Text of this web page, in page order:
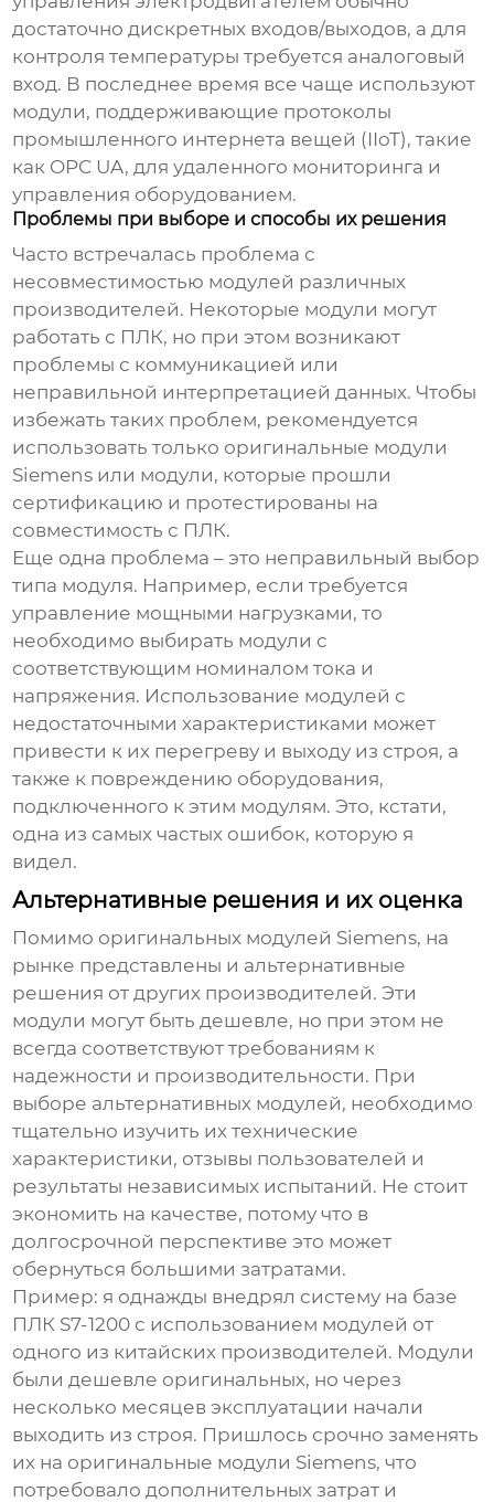
достаточно дискретных входов/выходов, а для
контроля температуры требуется аналоговый
вход. В последнее время все чаще используют
модули, поддерживающие протоколы
промышленного интернета вещей (IIoT), такие
как OPC UA, для удаленного мониторинга и
управления оборудованием.
Проблемы при выборе и способы их решения
Часто встречалась проблема с
несовместимостью модулей различных
производителей. Некоторые модули могут
работать с ПЛК, но при этом возникают
проблемы с коммуникацией или
неправильной интерпретацией данных. Чтобы
избежать таких проблем, рекомендуется
использовать только оригинальные модули
Siemens или модули, которые прошли
сертификацию и протестированы на
совместимость с ПЛК.
Еще одна проблема – это неправильный выбор
типа модуля. Например, если требуется
управление мощными нагрузками, то
необходимо выбирать модули с
соответствующим номиналом тока и
напряжения. Использование модулей с
недостаточными характеристиками может
привести к их перегреву и выходу из строя, а
также к повреждению оборудования,
подключенного к этим модулям. Это, кстати,
одна из самых частых ошибок, которую я
видел.
Альтернативные решения и их оценка
Помимо оригинальных модулей Siemens, на
рынке представлены и альтернативные
решения от других производителей. Эти
модули могут быть дешевле, но при этом не
всегда соответствуют требованиям к
надежности и производительности. При
выборе альтернативных модулей, необходимо
тщательно изучить их технические
характеристики, отзывы пользователей и
результаты независимых испытаний. Не стоит
экономить на качестве, потому что в
долгосрочной перспективе это может
обернуться большими затратами.
Пример: я однажды внедрял систему на базе
ПЛК S7-1200 с использованием модулей от
одного из китайских производителей. Модули
были дешевле оригинальных, но через
несколько месяцев эксплуатации начали
выходить из строя. Пришлось срочно заменять
их на оригинальные модули Siemens, что
потребовало дополнительных затрат и